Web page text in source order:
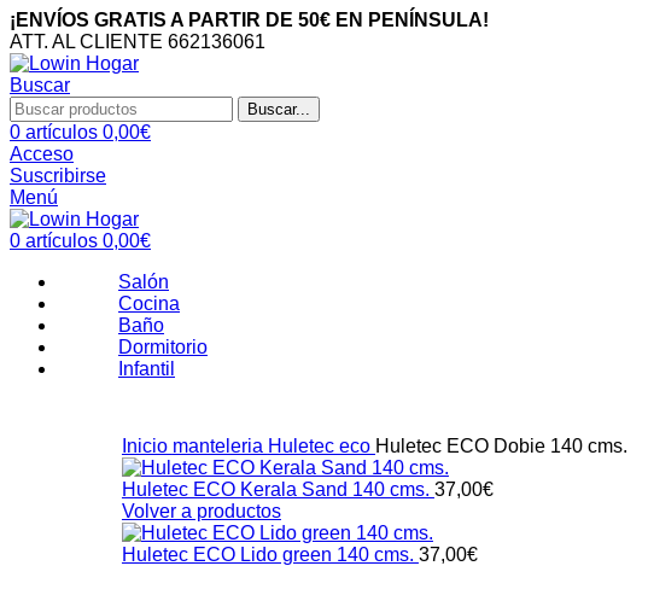
¡ENVÍOS GRATIS A PARTIR DE 50€ EN PENÍNSULA!
ATT. AL CLIENTE 662136061
Buscar
Buscar...
0 artículos 0,00€
Acceso
Suscribirse
Menú
0 artículos 0,00€
Salón
Cocina
Baño
Dormitorio
Infantil
Inicio manteleria Huletec eco Huletec ECO Dobie 140 cms.
Huletec ECO Kerala Sand 140 cms. 37,00€
Volver a productos
Huletec ECO Lido green 140 cms. 37,00€